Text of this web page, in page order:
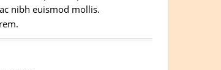
nibh euismod mollis.